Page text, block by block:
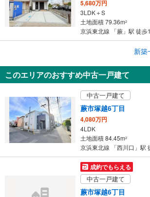
5,680万円
3LDK＋S
土地面積 79.36m2
京浜東北線 「蕨」駅 徒歩
蕨市北町4丁目
3LDK＋S
土地面積 81.81m
京浜東北線 「蕨」駅 徒歩
新築
このエリアのおすすめ中古一戸建て
中古一戸建て
蕨市塚越6丁目
4,080万円
4LDK
土地面積 84.45m2
京浜東北線 「西川口」駅
成約でもらえる
中古一戸建て
蕨市塚越6丁目